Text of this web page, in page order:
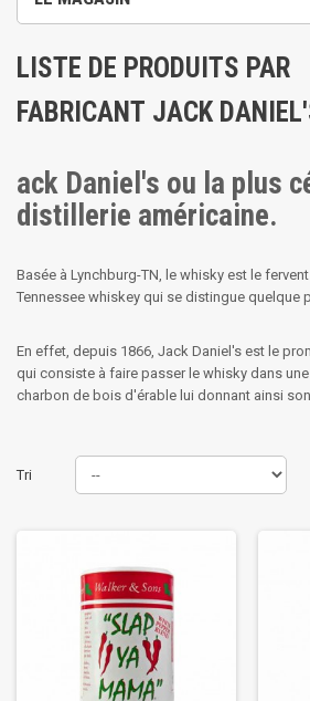
LISTE DE PRODUITS PAR
FABRICANT JACK
ack Daniel's ou la plus
distillerie américaine.
Basée à Lynchburg-TN, le whisky est le
Tennessee whiskey qui se distingue quelque
En effet, depuis 1866, Jack Daniel's est le
qui consiste à faire passer le whisky dans
charbon de bois d'érable lui donnant ainsi
Tri